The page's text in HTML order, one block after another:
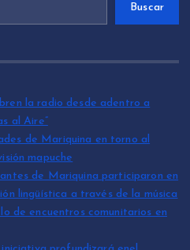
Buscar
la radio desde adentro a
al Aire”
de Mariquina en torno al
mapuche
de Mariquina participaron en
lingüística a través de la música
de encuentros comunitarios en